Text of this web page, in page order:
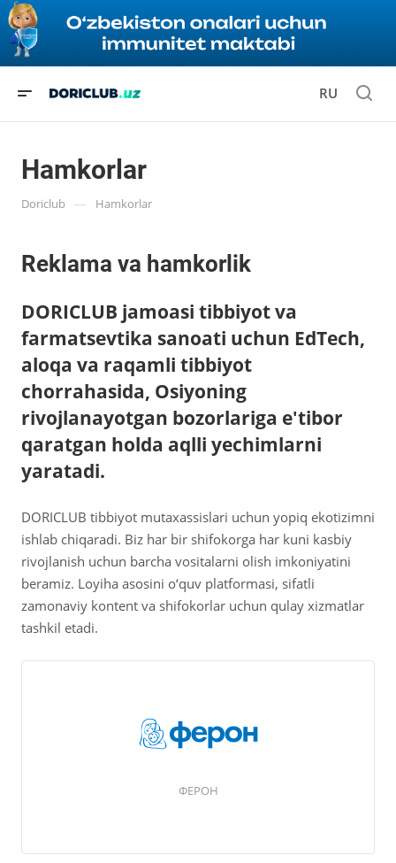
RU
Hamkorlar
Doriclub — Hamkorlar
Reklama va hamkorlik
DORICLUB jamoasi tibbiyot va
farmatsevtika sanoati uchun EdTech,
aloqa va raqamli tibbiyot
chorrahasida, Osiyoning
rivojlanayotgan bozorlariga e'tibor
qaratgan holda aqlli yechimlarni
yaratadi.
DORICLUB tibbiyot mutaxassislari uchun yopiq ekotizimni
ishlab chiqaradi. Biz har bir shifokorga har kuni kasbiy
rivojlanish uchun barcha vositalarni olish imkoniyatini
beramiz. Loyiha asosini o‘quv platformasi, sifatli
zamonaviy kontent va shifokorlar uchun qulay xizmatlar
tashkil etadi.
ФЕРОН